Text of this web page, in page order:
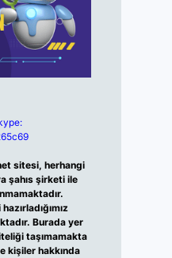
sitesi, herhangi
şahıs şirketi ile
Burada yer
taşımamakta
kişiler hakkında